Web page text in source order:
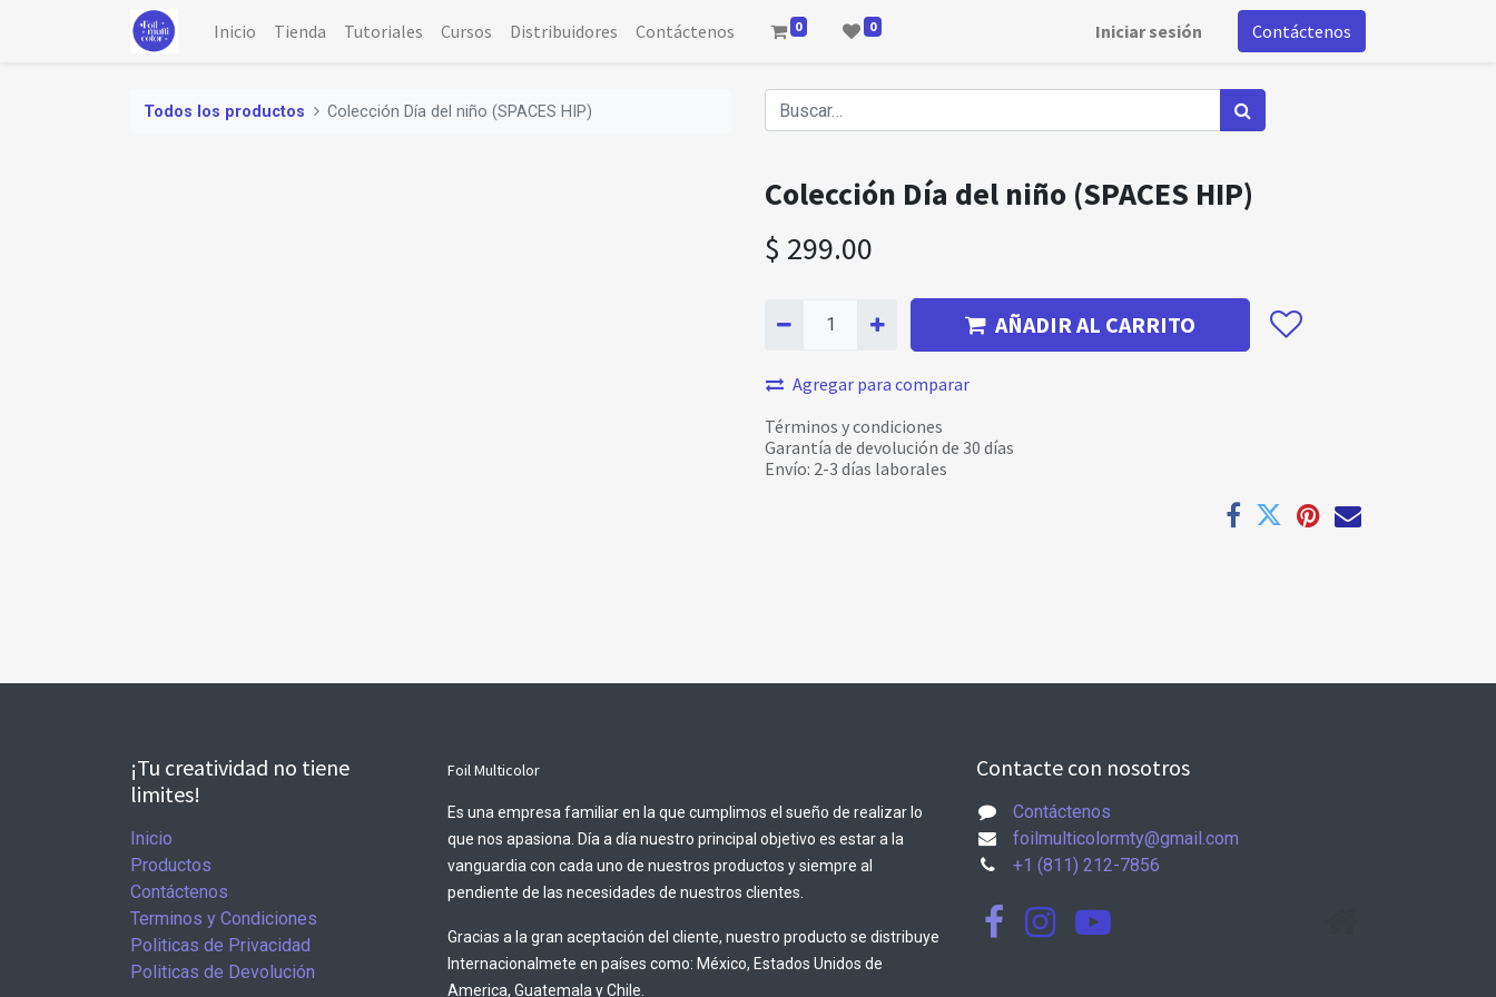
Inicio Tienda Tutoriales Cursos Distribuidores Contáctenos 0 0 Iniciar sesión Contáctenos
Todos los productos Colección Día del niño (SPACES HIP)
Colección Día del niño (SPACES HIP)
$ 299.00
AÑADIR AL CARRITO
Agregar para comparar
Términos y condiciones
Garantía de devolución de 30 días
Envío: 2-3 días laborales
¡Tu creatividad no tiene
limites!
Inicio
Productos
Contáctenos
Terminos y Condiciones
Politicas de Privacidad
Politicas de Devolución
Foil Multicolor
Es una empresa familiar en la que cumplimos el sueño de realizar lo
que nos apasiona. Día a día nuestro principal objetivo es estar a la
vanguardia con cada uno de nuestros productos y siempre al
pendiente de las necesidades de nuestros clientes.
Gracias a la gran aceptación del cliente, nuestro producto se distribuye
Internacionalmete en países como: México, Estados Unidos de
America, Guatemala y Chile.
Contacte con nosotros
Contáctenos
foilmulticolormty@gmail.com
+1 (811) 212-7856